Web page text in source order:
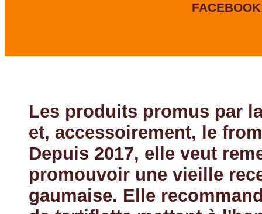
Les produits promus par
et, accessoirement, le
Depuis 2017, elle veut
promouvoir une vieille
gaumaise. Elle